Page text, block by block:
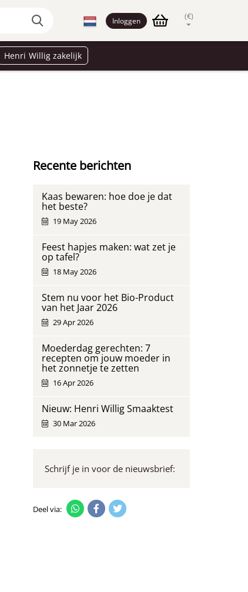
Inloggen (€)
Henri Willig zakelijk
Recente berichten
Kaas bewaren: hoe doe je dat
het beste?
19 May 2026
Feest hapjes maken: wat zet je
op tafel?
18 May 2026
Stem nu voor het Bio-Product
van het Jaar 2026
29 Apr 2026
Moederdag gerechten: 7
recepten om jouw moeder in
het zonnetje te zetten
16 Apr 2026
Nieuw: Henri Willig Smaaktest
30 Mar 2026
Schrijf je in voor de nieuwsbrief:
Deel via: